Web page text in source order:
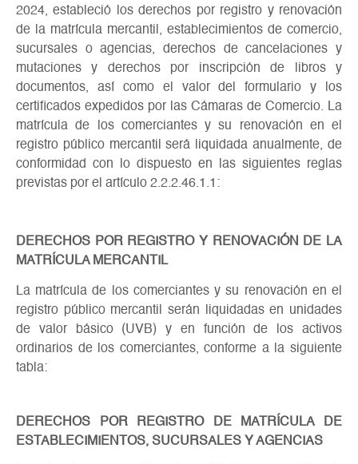
2024, estableció los derechos por registro y renovación
de la matrícula mercantil, establecimientos de comercio,
sucursales o agencias, derechos de cancelaciones y
mutaciones y derechos por inscripción de libros y
documentos, así como el valor del formulario y los
certificados expedidos por las Cámaras de Comercio. La
matrícula de los comerciantes y su renovación en el
registro público mercantil será liquidada anualmente, de
conformidad con lo dispuesto en las siguientes reglas
previstas por el artículo 2.2.2.46.1.1:
DERECHOS POR REGISTRO Y RENOVACIÓN DE LA
MATRÍCULA MERCANTIL
La matrícula de los comerciantes y su renovación en el
registro público mercantil serán liquidadas en unidades
de valor básico (UVB) y en función de los activos
ordinarios de los comerciantes, conforme a la siguiente
tabla:
DERECHOS POR REGISTRO DE MATRÍCULA DE
ESTABLECIMIENTOS, SUCURSALES Y AGENCIAS